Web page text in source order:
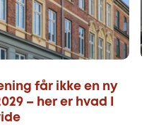
får ikke en ny
– her er hvad I